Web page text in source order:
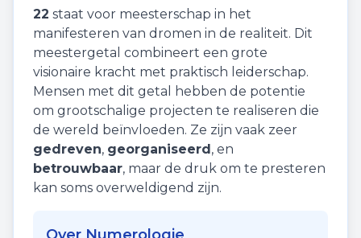
22 staat voor meesterschap in het
manifesteren van dromen in de realiteit. Dit
meestergetal combineert een grote
visionaire kracht met praktisch leiderschap.
Mensen met dit getal hebben de potentie
om grootschalige projecten te realiseren die
de wereld beïnvloeden. Ze zijn vaak zeer
gedreven, georganiseerd, en
betrouwbaar, maar de druk om te presteren
kan soms overweldigend zijn.